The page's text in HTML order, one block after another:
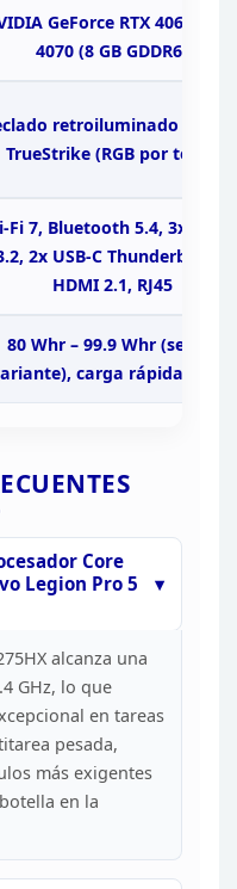
GeForce RTX 4060 –
4070 (8 GB GDDR6)
retroiluminado
TrueStrike (RGB por tecla)
Fi 7, Bluetooth5.4, 3x USB-
2x USB-C Thunderbolt 4,
HDMI 2.1, RJ45
80 Whr – 99.9 Whr (según
carga rápida 230W
Core
Legion Pro 5
alcanza una
GHz, lo que
en tareas
pesada,
más exigentes
en la